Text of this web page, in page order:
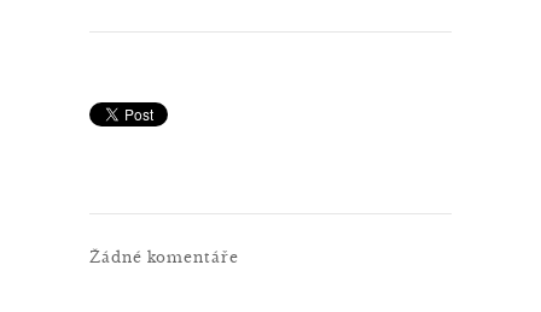
Žádné komentáře